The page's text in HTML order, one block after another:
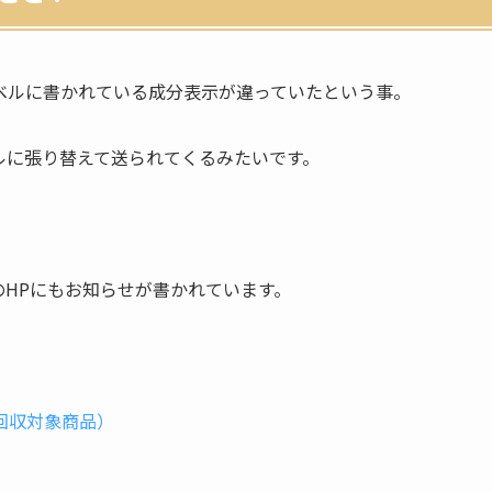
に書かれている成分表示が違っていたという事。
張り替えて送られてくるみたいです。
にもお知らせが書かれています。
対象商品）